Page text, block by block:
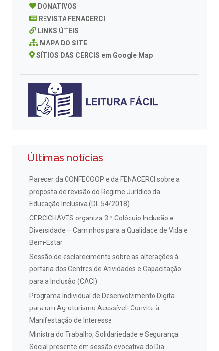
DONATIVOS
REVISTA FENACERCI
LINKS ÚTEIS
MAPA DO SITE
SÍTIOS DAS CERCIS em Google Map
Últimas notícias
Parecer da CONFECOOP e da FENACERCI sobre a
proposta de revisão do Regime Jurídico da
Educação Inclusiva (DL 54/2018)
CERCICHAVES organiza 3.º Colóquio Inclusão e
Diversidade – Caminhos para a Qualidade de Vida e
Bem-Estar
Sessão de esclarecimento sobre as alterações à
portaria dos Centros de Atividades e Capacitação
para a Inclusão (CACI)
Programa Individual de Desenvolvimento Digital
para um Agroturismo Acessível- Convite à
Manifestação de Interesse
Ministra do Trabalho, Solidariedade e Segurança
Social presente em sessão evocativa do Dia